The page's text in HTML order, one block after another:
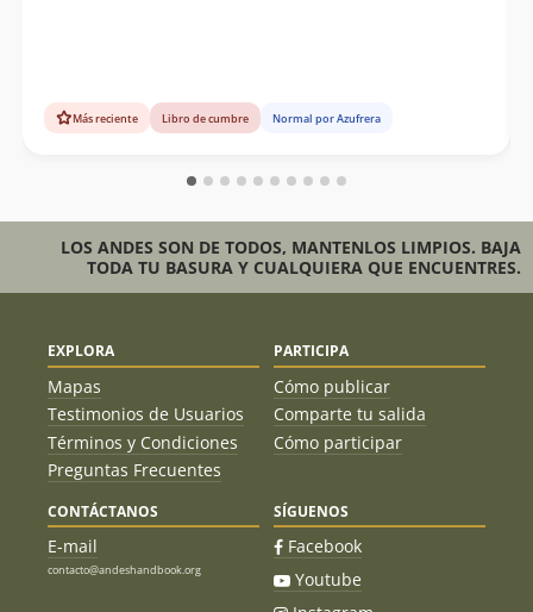
Más reciente Libro de cumbre Normal por Azufrera
LOS ANDES SON DE TODOS, MANTENLOS LIMPIOS. BAJA
TODA TU BASURA Y CUALQUIERA QUE ENCUENTRES.
EXPLORA
Mapas
Testimonios de Usuarios
Términos y Condiciones
Preguntas Frecuentes
PARTICIPA
Cómo publicar
Comparte tu salida
Cómo participar
CONTÁCTANOS
E-mail
contacto@andeshandbook.org
SÍGUENOS
Facebook
Youtube